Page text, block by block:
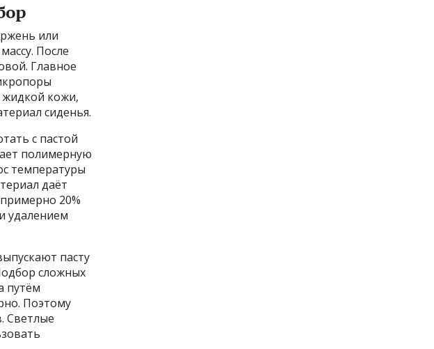
или
После
Главное
жидкой кожи,
сиденья.
с пастой
полимерную
температуры
даёт
20%
удалением
пасту
сложных
путём
Поэтому
Светлые